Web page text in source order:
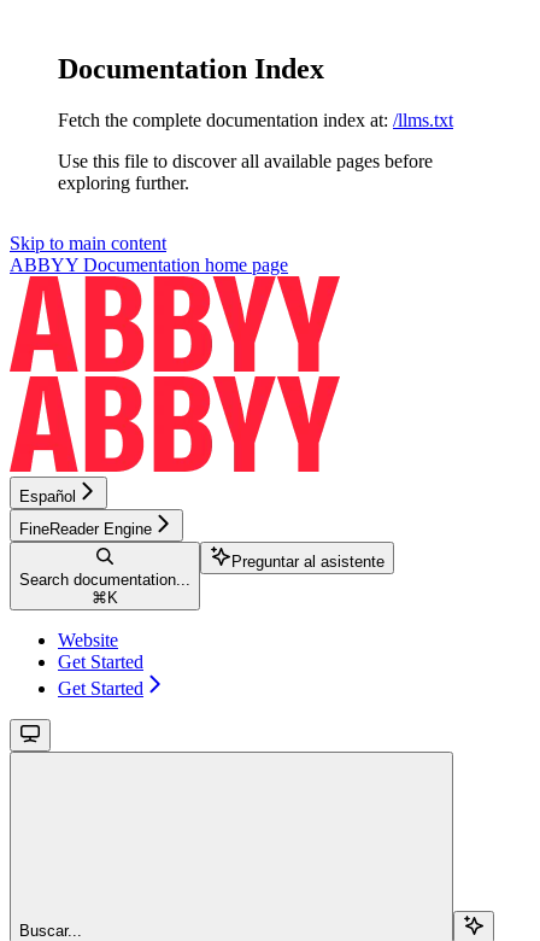
Documentation Index
Fetch the complete documentation index at: /llms.txt
Use this file to discover all available pages before
exploring further.
Skip to main content
ABBYY Documentation home page
Español
FineReader Engine
Search documentation...
⌘ K
Preguntar al asistente
Website
Get Started
Get Started
Buscar...